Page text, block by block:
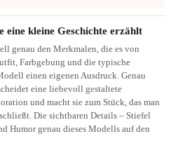
eine kleine Geschichte erzählt
genau den Merkmalen, die es von
Farbgebung und die typische
einen eigenen Ausdruck. Genau
eine liebevoll gestaltete
und macht sie zum Stück, das man
Die sichtbaren Details – Stiefel
Humor genau dieses Modells auf den